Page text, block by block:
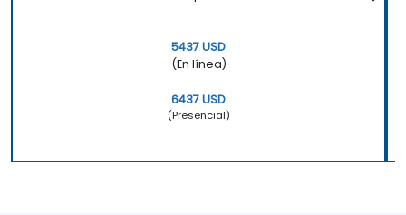
5437 USD
(En línea)
6437 USD
(Presencial)